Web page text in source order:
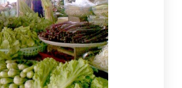
hóa, giải quyết việc làm
dân nông thôn.